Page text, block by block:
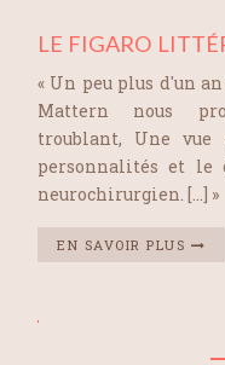
LE FIGARO
« Un peu plus d'un
Mattern nous
troublant, Une vue
personnalités et le
neurochirurgien. […] »
EN SAVOIR PLUS